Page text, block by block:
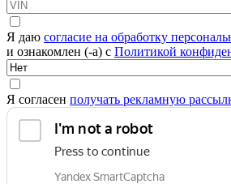
Я даю согласие на обработку
и ознакомлен (-а) с Политикой
Я согласен получать рекламную